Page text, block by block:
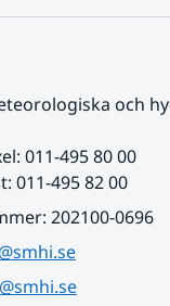
och
011-495 80 00
011-495 82 00
202100-0696